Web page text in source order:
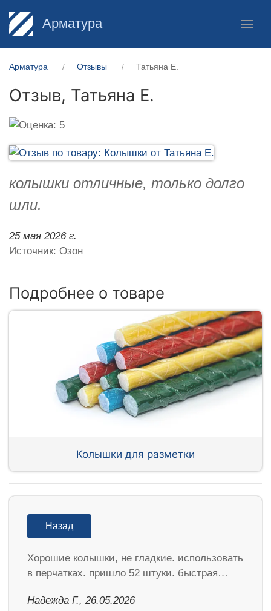
Арматура
Арматура Отзывы Татьяна Е.
Отзыв, Татьяна Е.
колышки отличные, только долго
шли.
25 мая 2026 г.
Источник: Озон
Подробнее о товаре
Колышки для разметки
Назад
Хорошие колышки, не гладкие. использовать
в перчатках. пришло 52 штуки. быстрая…
Надежда Г., 26.05.2026